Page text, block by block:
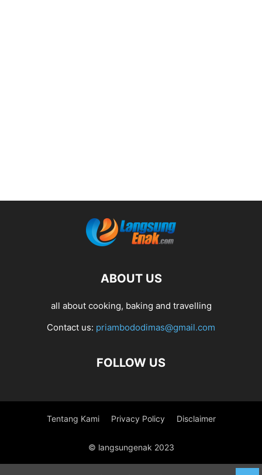
ABOUT US
all about cooking, baking and travelling
Contact us: priambododimas@gmail.com
FOLLOW US
Tentang Kami Privacy Policy Disclaimer
© langsungenak 2023